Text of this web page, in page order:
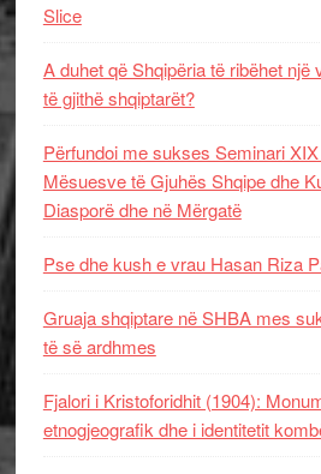
Slice
A duhet që Shqipëria të ribëhet një
të gjithë shqiptarët?
Përfundoi me sukses Seminari
Mësuesve të Gjuhës Shqipe dhe
Diasporë dhe në Mërgatë
Pse dhe kush e vrau Hasan Riza
Gruaja shqiptare në SHBA mes
të së ardhmes
Fjalori i Kristoforidhit (1904):
etnogjeografik dhe i identitetit